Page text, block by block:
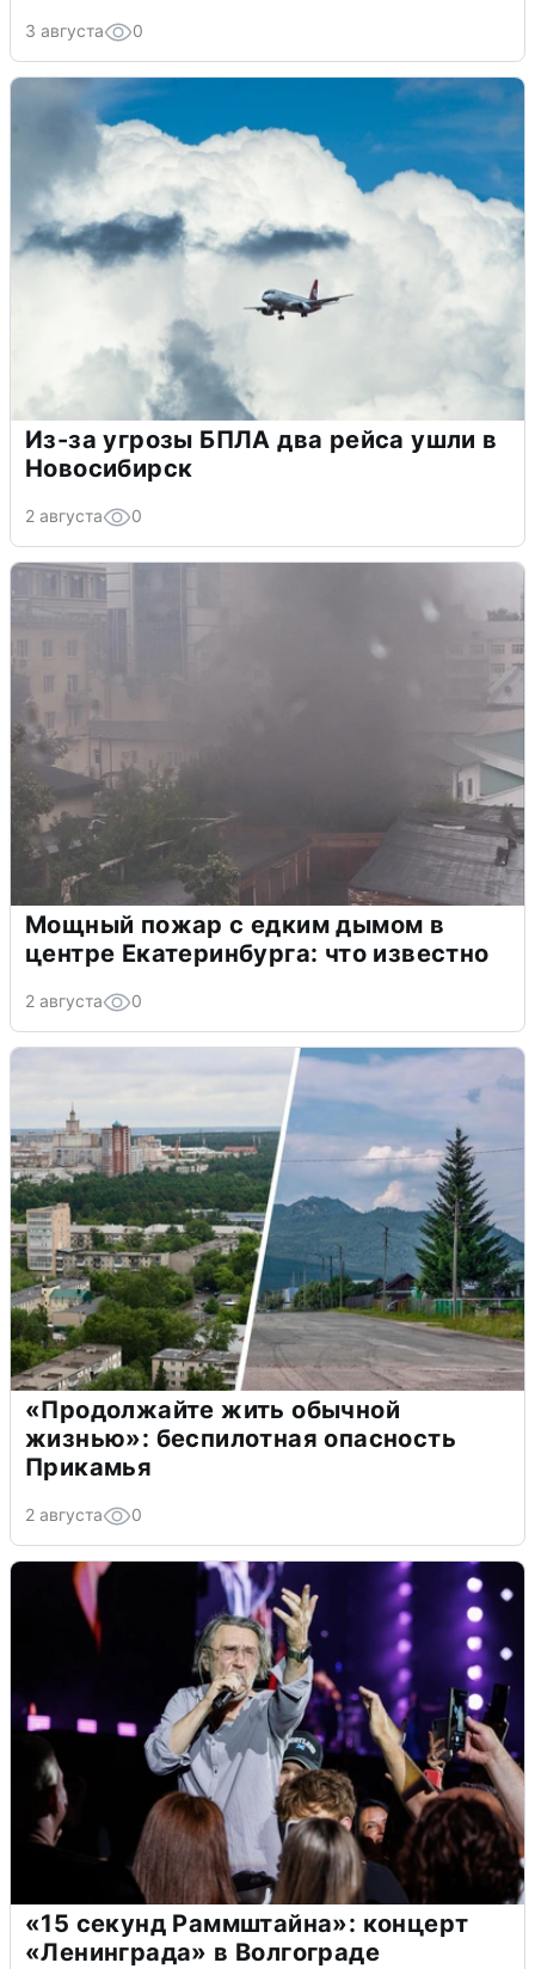
3 августа 0
Из-за угрозы БПЛА два рейса ушли в
Новосибирск
2 августа 0
Мощный пожар с едким дымом в
центре Екатеринбурга: что известно
2 августа 0
«Продолжайте жить обычной
жизнью»: беспилотная опасность
Прикамья
2 августа 0
«15 секунд Раммштайна»: концерт
«Ленинграда» в Волгограде